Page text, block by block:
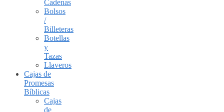
Cadenas
Bolsos
/
Billeteras
Botellas
y
Tazas
Llaveros
Cajas de
Promesas
Bíblicas
Cajas
de